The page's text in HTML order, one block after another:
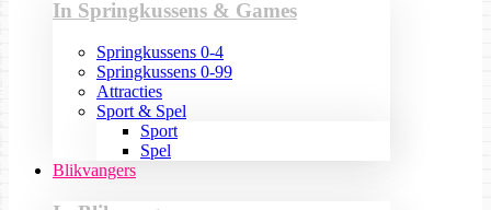
In Springkussens & Games
Springkussens 0-4
Springkussens 0-99
Attracties
Sport & Spel
Sport
Spel
Blikvangers